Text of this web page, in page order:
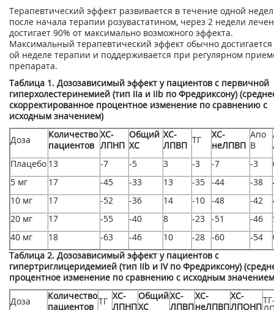
Терапевтический эффект развивается в течение одной
после начала терапии розувастатином, через 2 недели
достигает 90% от максимально возможного эффекта.
Максимальный терапевтический эффект обычно достигается
ой неделе терапии и поддерживается при регулярном
препарата.
Таблица 1. Дозозависимый эффект у пациентов с первичной
гиперхолестеринемией (тип IIа и IIb по Фредриксону)
скорректированное процентное изменение по сравнению с
исходным значением)
Доза
Количество
пациентов
ХС-
ЛПНП
Общий
ХС
ХС-
ЛПВП ТГ
ХС-
неЛПВП
Апо
В
Плацебо 13 -7 -5 3 -3 -7 -3
5 мг
17 -45 -33 13 -35 -44 -38
10 мг
17 -52 -36 14 -10 -48 -42
20 мг
17 -55 -40 8 -23 -51 -46
40 мг
18 -63 -46 10 -28 -60 -54
Таблица 2. Дозозависимый эффект у пациентов с
гипертриглицеридемией (тип IIb и IV по Фредриксону)
процентное изменение по сравнению с исходным
Доза
Количество
пациентов ТГ ХС-
ЛПНП
Общий
ХС
ХС-
ЛПВП
ХС-
неЛПВП
ХС-
ЛПОНП